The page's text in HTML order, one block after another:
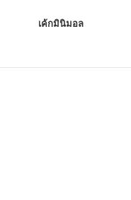
เค้กมินิมอล